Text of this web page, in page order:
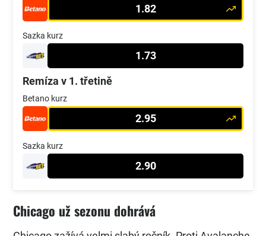
1.82
Sazka kurz
1.73
Remíza v 1. třetině
Betano kurz
2.95
Sazka kurz
2.90
Chicago už sezonu dohrává